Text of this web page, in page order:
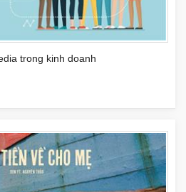
trong kinh doanh